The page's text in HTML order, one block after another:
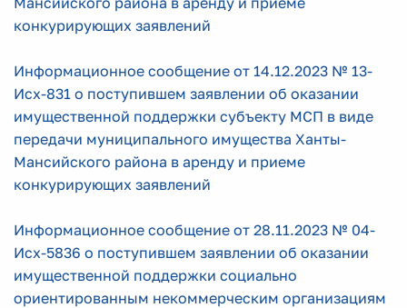
конкурирующих заявлений
Информационное сообщение от 14.12.2023 № 13-
Исх-831 о поступившем заявлении об оказании
имущественной поддержки субъекту МСП в виде
передачи муниципального имущества Ханты-
Мансийского района в аренду и приеме
конкурирующих заявлений
Информационное сообщение от 28.11.2023 № 04-
Исх-5836 о поступившем заявлении об оказании
имущественной поддержки социально
ориентированным некоммерческим организациям